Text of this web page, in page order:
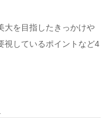
大を目指したきっかけや
視しているポイントなど4